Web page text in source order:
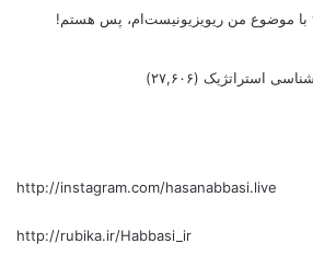
استراتژیک (۲۷,۶۰۶)
http://instagram.com/hasanabbasi.live
http://rubika.ir/Habbasi_ir